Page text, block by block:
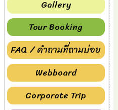
Gallery
Tour Booking
FAQ / คำถามที่ถามบ่อย
Webboard
Corporate Trip